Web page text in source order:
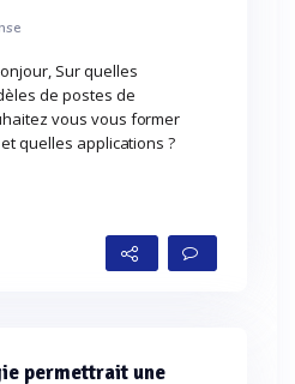
Sur quelles
de postes de
vous vous former
quelles applications ?
permettrait une